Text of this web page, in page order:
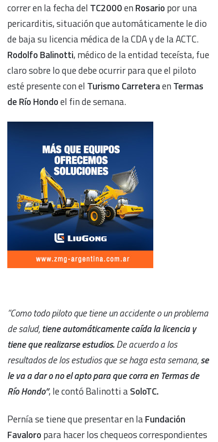
correr en la fecha del TC2000enRosario por una
pericarditis, situación que automáticamente le dio
de baja su licencia médica de la CDA y de la ACTC.
Rodolfo Balinotti, médico de la entidad teceísta, fue
claro sobre lo que debe ocurrir para que el piloto
esté presente con el Turismo CarreteraenTermas
de Río Hondoel fin de semana.
“Como todo piloto que tiene un accidente o un problema
de salud, tiene automáticamente caída la licencia y
tiene que realizarse estudios.De acuerdo a los
resultados de los estudios que se haga esta semana,se
le va a dar o no el apto para que corra en Termas de
Río Hondo”, le contó Balinotti aSoloTC.
Pernía se tiene que presentar en laFundación
Favaloro para hacer los chequeos correspondientes